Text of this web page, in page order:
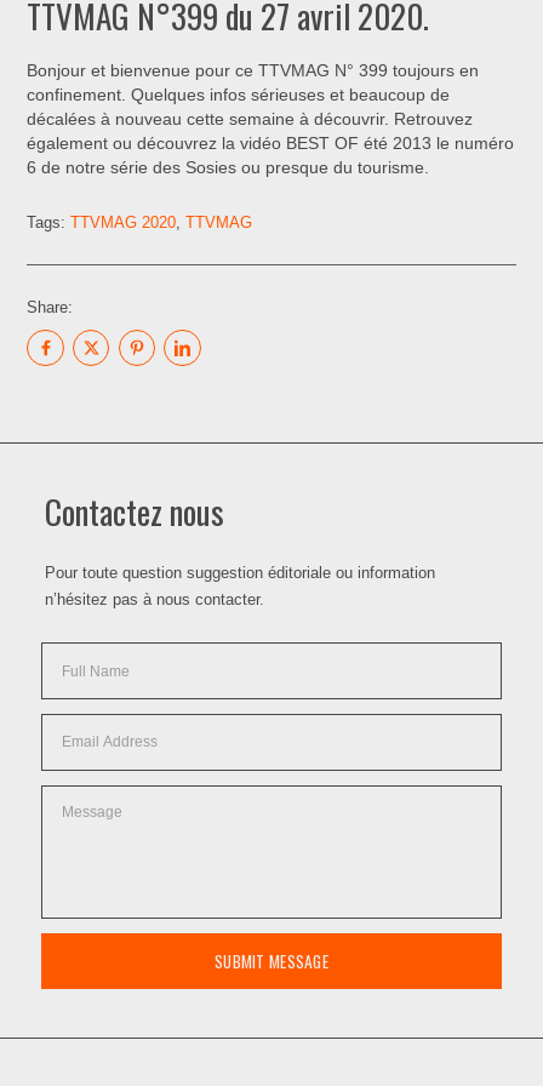
TTVMAG N°399 du 27 avril 2020.
Bonjour et bienvenue pour ce TTVMAG N° 399 toujours en
confinement. Quelques infos sérieuses et beaucoup de
décalées à nouveau cette semaine à découvrir. Retrouvez
également ou découvrez la vidéo BEST OF été 2013 le numéro
6 de notre série des Sosies ou presque du tourisme.
Tags:TTVMAG 2020 ,TTVMAG
Share:
Contactez nous
Pour toute question suggestion éditoriale ou information
n’hésitez pas à nous contacter.
SUBMIT MESSAGE